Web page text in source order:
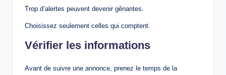
Trop d’alertes peuvent devenir gênantes.
Choisissez seulement celles qui comptent.
Vérifier les informations
Avant de suivre une annonce, prenez le temps de la